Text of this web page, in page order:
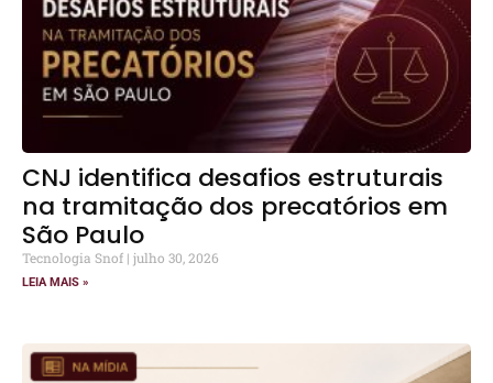
CNJ identifica desafios estruturais
na tramitação dos precatórios em
São Paulo
Tecnologia Snof julho 30, 2026
LEIA MAIS »